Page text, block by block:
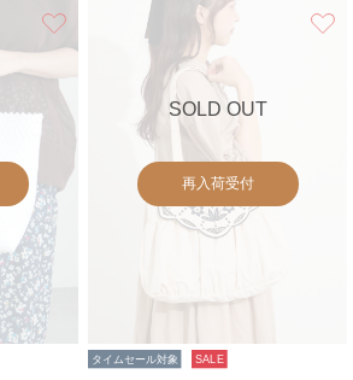
お気に入り
SOLD OUT
再入荷受付
タイムセール対象 SALE